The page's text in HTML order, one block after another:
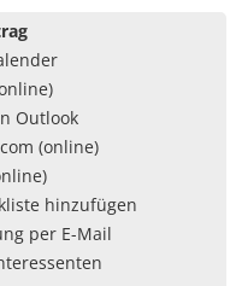
Outlook
(online)
hinzufügen
per E-Mail